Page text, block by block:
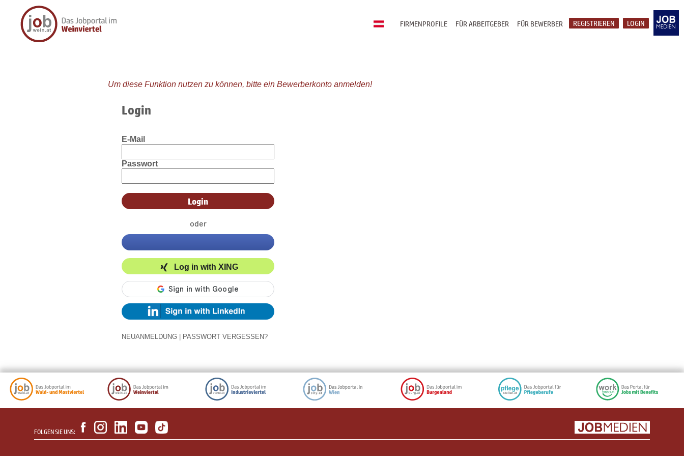
LOGIN
REGISTRIEREN
FÜR BEWERBER
FÜR ARBEITGEBER
FIRMENPROFILE
Um diese Funktion nutzen zu können, bitte ein Bewerberkonto anmelden!
Login
E-Mail
Passwort
oder
Log in with XING
NEUANMELDUNG PASSWORT VERGESSEN?
FOLGEN SIE UNS: